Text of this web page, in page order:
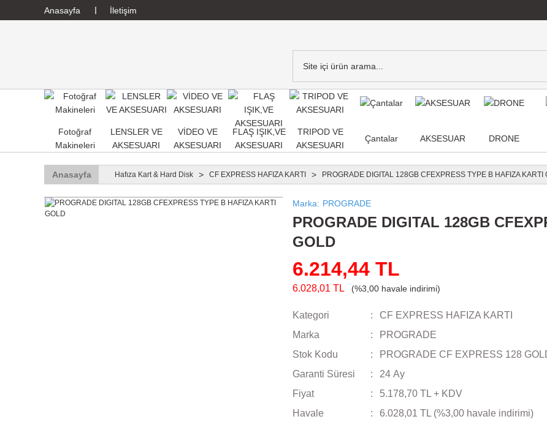
Anasayfa İletişim
Fotoğraf
Makineleri
LENSLER VE
AKSESUARI
VİDEO VE
AKSESUARI
FLAŞ IŞIK,VE
AKSESUARI
TRIPOD VE
AKSESUARI
Çantalar AKSESUAR DRONE
Anasayfa Hafıza Kart & Hard Disk CF EXPRESS HAFIZA KARTI PROGRADE DIGITAL 128GB CFEXPRESS TYPE B HAFIZA KARTI
Marka PROGRADE
PROGRADE DIGITAL 128GB
GOLD
6.214,44 TL
6.028,01 TL (%3,00 havale indirimi)
Kategori
CF EXPRESS HAFIZA KARTI
Marka
PROGRADE
Stok Kodu
PROGRADE CF EXPRESS 128
Garanti Süresi
24 Ay
Fiyat
5.178,70 TL + KDV
Havale
6.028,01 TL (%3,00 havale indirimi)